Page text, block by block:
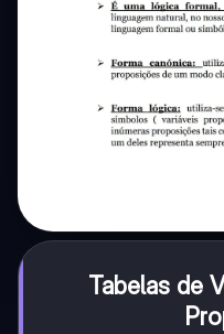
Tabelas de